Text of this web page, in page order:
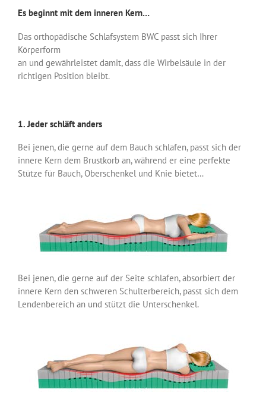
Es beginnt mit dem inneren Kern…
Das orthopädische Schlafsystem BWC passt sich Ihrer
Körperform
an und gewährleistet damit, dass die Wirbelsäule in der
richtigen Position bleibt.
1. Jeder schläft anders
Bei jenen, die gerne auf dem Bauch schlafen, passt sich der
innere Kern dem Brustkorb an, während er eine perfekte
Stütze für Bauch, Oberschenkel und Knie bietet…
Bei jenen, die gerne auf der Seite schlafen, absorbiert der
innere Kern den schweren Schulterbereich, passt sich dem
Lendenbereich an und stützt die Unterschenkel.